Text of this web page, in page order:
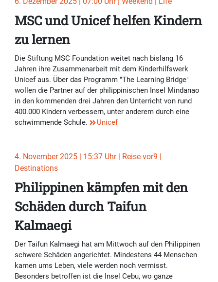
MSC und Unicef helfen Kindern
zu lernen
Die Stiftung MSC Foundation weitet nach bislang 16
Jahren ihre Zusammenarbeit mit dem Kinderhilfswerk
Unicef aus. Über das Programm "The Learning Bridge"
wollen die Partner auf der philippinischen Insel Mindanao
in den kommenden drei Jahren den Unterricht von rund
400.000 Kindern verbessern, unter anderem durch eine
schwimmende Schule.
Unicef
4. November 2025 | 15:37 Uhr | Reise vor9 |
Destinations
Philippinen kämpfen mit den
Schäden durch Taifun
Kalmaegi
Der Taifun Kalmaegi hat am Mittwoch auf den Philippinen
schwere Schäden angerichtet. Mindestens 44 Menschen
kamen ums Leben, viele werden noch vermisst.
Besonders betroffen ist die Insel Cebu, wo ganze